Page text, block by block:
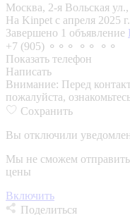
Москва, 2-я Вольская ул.,
На Kinpet c апреля 2025 г.
Завершено 1 объявление
+7 (905) ⚬⚬⚬ ⚬⚬ ⚬⚬
Показать телефон
Написать
Внимание: Перед
пожалуйста,
Сохранить
Вы отключили
Мы не сможем
цены
Включить
Поделиться